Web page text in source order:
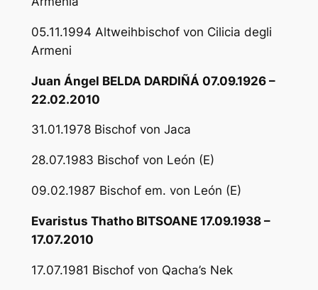
05.11.1994 Altweihbischof von Cilicia degli
Armeni
Juan Ángel BELDA DARDIÑÁ 07.09.1926 –
22.02.2010
31.01.1978 Bischof von Jaca
28.07.1983 Bischof von León (E)
09.02.1987 Bischof em. von León (E)
Evaristus Thatho BITSOANE 17.09.1938 –
17.07.2010
17.07.1981 Bischof von Qacha’s Nek